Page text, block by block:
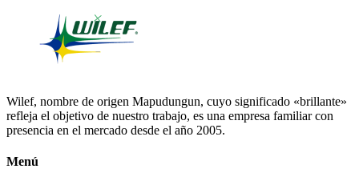
Wilef, nombre de origen Mapudungun, cuyo significado «brillante»
refleja el objetivo de nuestro trabajo, es una empresa familiar con
presencia en el mercado desde el año 2005.
Menú